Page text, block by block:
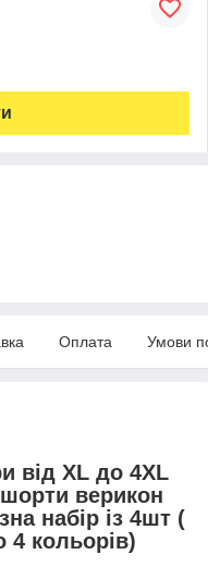
Оплата Умови
від XL до 4XL
верикон
набір із 4шт (
4 кольорів)